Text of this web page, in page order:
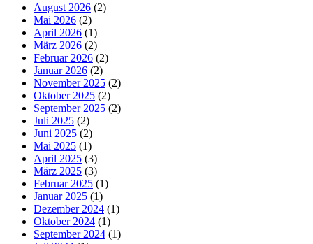
August 2026 (2)
Mai 2026 (2)
April 2026 (1)
März 2026 (2)
Februar 2026 (2)
Januar 2026 (2)
November 2025 (2)
Oktober 2025 (2)
September 2025 (2)
Juli 2025 (2)
Juni 2025 (2)
Mai 2025 (1)
April 2025 (3)
März 2025 (3)
Februar 2025 (1)
Januar 2025 (1)
Dezember 2024 (1)
Oktober 2024 (1)
September 2024 (1)